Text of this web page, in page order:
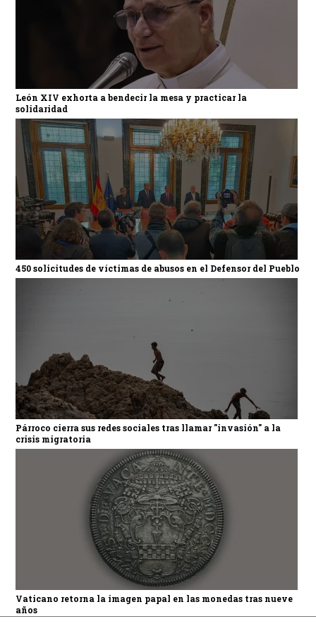
León XIV exhorta a bendecir la mesa y practicar la
solidaridad
450 solicitudes de víctimas de abusos en el Defensor del Pueblo
Párroco cierra sus redes sociales tras llamar "invasión" a la
crisis migratoria
Vaticano retorna la imagen papal en las monedas tras nueve
años